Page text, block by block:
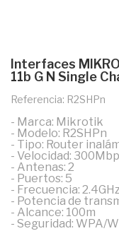
Interfaces
11b G N Single
Referencia: R2SHPn
- Marca: Mikrotik
- Modelo: R2SHPn
- Tipo: Router
- Velocidad:
- Antenas: 2
- Puertos: 5
- Frecuencia: 2.4GHz
- Potencia de
- Alcance: 100m
- Seguridad: WPA/